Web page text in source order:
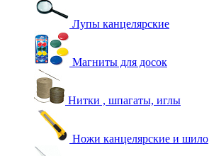
Лупы канцелярские
Магниты для досок
Нитки , шпагаты, иглы
Ножи канцелярские и шило